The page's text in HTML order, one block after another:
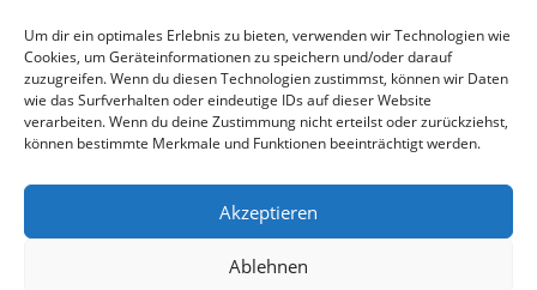
Um dir ein optimales Erlebnis zu bieten, verwenden wir Technologien wie
Cookies, um Geräteinformationen zu speichern und/oder darauf
zuzugreifen. Wenn du diesen Technologien zustimmst, können wir Daten
wie das Surfverhalten oder eindeutige IDs auf dieser Website
verarbeiten. Wenn du deine Zustimmung nicht erteilst oder zurückziehst,
können bestimmte Merkmale und Funktionen beeinträchtigt werden.
Akzeptieren
Ablehnen
Einen Kommentar
abschicken
Du musstangemeldetsein, um einen
Kommentar abzugeben.